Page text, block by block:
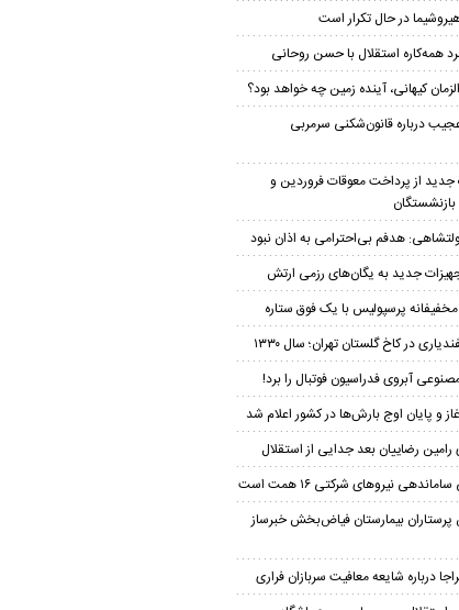
در حال تکرار است
همه‌کاره استقلال با حسن روحانی
کیهانی، آینده زمین چه خواهد بود؟
درباره قانون‌شکنی سرمربی
جدید از پرداخت معوقات فروردین و
هدفم بی‌احترامی به اذان نبود
جدید به یگان‌های رزمی ارتش
پرسپولیس با یک فوق ستاره
در کاخ گلستان تهران؛ سال ۱۳۳۰
آبروی فدراسیون فوتبال را برد!
و پایان اوج بارش‌ها در کشور اعلام شد
رامین رضاییان بعد جدایی از استقلال
نیروهای شرکتی ۱۶ همت است
پرستاران بیمارستان فیاض‌بخش خبرساز
درباره شایعه معافیت سربازان فراری